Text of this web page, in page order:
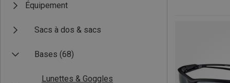
Équipement
Sacs à dos & sacs
Bases (68)
Lunettes & Goggles